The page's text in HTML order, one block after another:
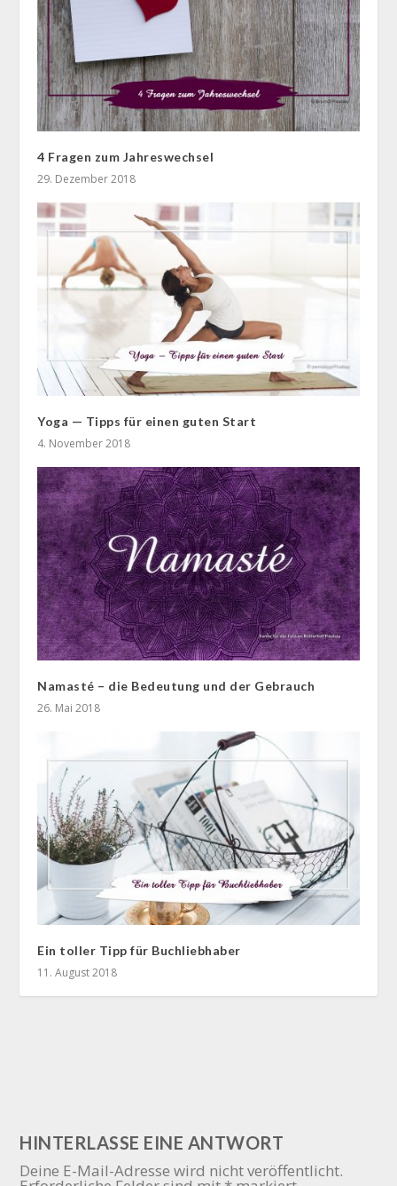
4 Fragen zum Jahreswechsel
29. Dezember 2018
Yoga — Tipps für einen guten Start
4. November 2018
Namasté – die Bedeutung und der Gebrauch
26. Mai 2018
Ein toller Tipp für Buchliebhaber
11. August 2018
HINTERLASSE EINE ANTWORT
Deine E-Mail-Adresse wird nicht veröffentlicht.